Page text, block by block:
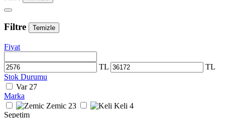
Filtre Temizle
Fiyat
TL
TL
Stok Durumu
Var 27
Marka
Zemic 23 Keli 4
Sepetim